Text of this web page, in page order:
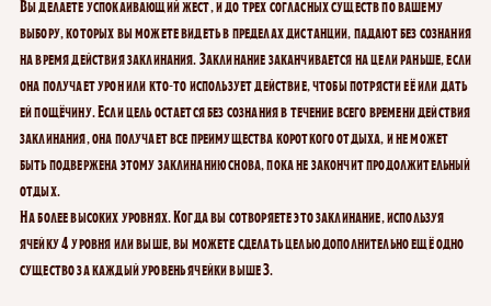
выбору, которых вы можете видеть в пределах дистанции, падают без сознания
на время действия заклинания. Заклинание заканчивается на цели раньше, если
она получает урон или кто-то использует действие, чтобы потрясти её или дать
ей пощёчину. Если цель остается без сознания в течение всего времени действия
заклинания, она получает все преимущества короткого отдыха, и не может
быть подвержена этому заклинанию снова, пока не закончит продолжительный
отдых.
На более высоких уровнях. Когда вы сотворяете это заклинание, используя
ячейку 4 уровня или выше, вы можете сделать целью дополнительно ещё одно
существо за каждый уровень ячейки выше 3.